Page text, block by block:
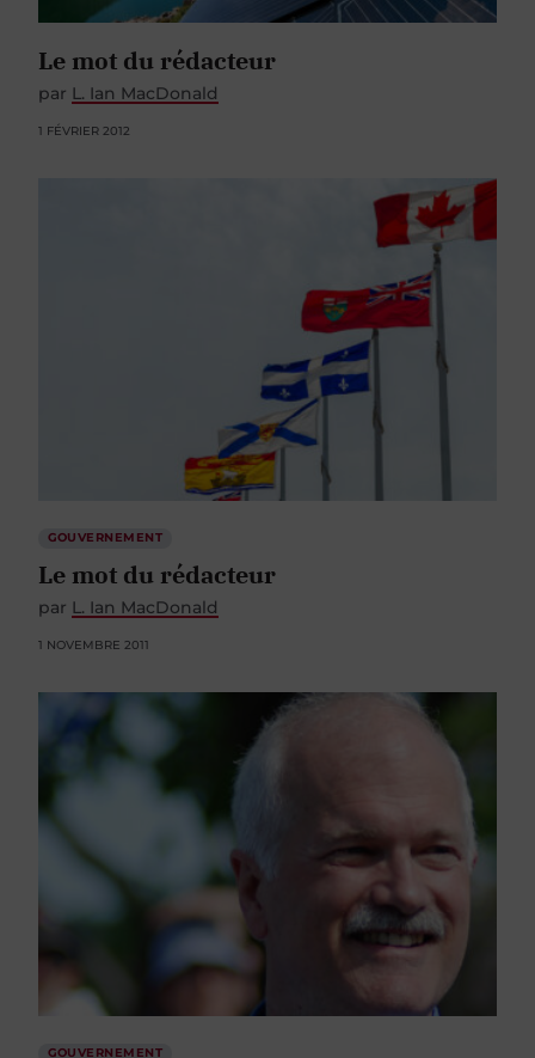
Le mot du rédacteur
par L. Ian MacDonald
1 FÉVRIER 2012
GOUVERNEMENT
Le mot du rédacteur
par L. Ian MacDonald
1 NOVEMBRE 2011
GOUVERNEMENT